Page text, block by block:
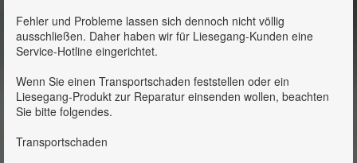
Fehler und Probleme lassen sich dennoch nicht völlig
ausschließen. Daher haben wir für Liesegang-Kunden eine
Service-Hotline eingerichtet.
Wenn Sie einen Transportschaden feststellen oder ein
Liesegang-Produkt zur Reparatur einsenden wollen, beachten
Sie bitte folgendes.
Transportschaden